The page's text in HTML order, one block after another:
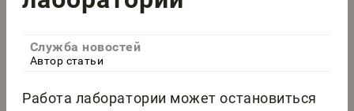
Служба новостей
Автор статьи
Работа лаборатории может остановиться